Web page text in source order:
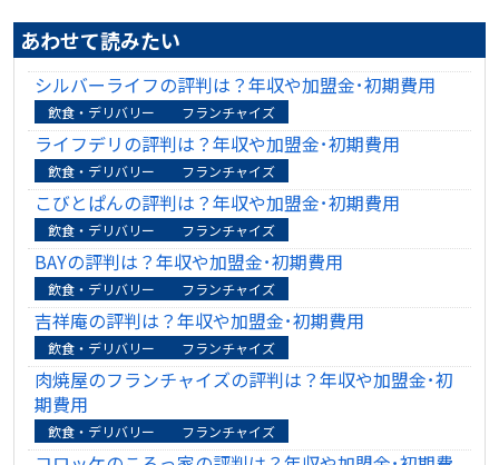
あわせて読みたい
シルバーライフの評判は？年収や加盟金･初期費用
飲食・デリバリー フランチャイズ
ライフデリの評判は？年収や加盟金･初期費用
飲食・デリバリー フランチャイズ
こびとぱんの評判は？年収や加盟金･初期費用
飲食・デリバリー フランチャイズ
BAYの評判は？年収や加盟金･初期費用
飲食・デリバリー フランチャイズ
吉祥庵の評判は？年収や加盟金･初期費用
飲食・デリバリー フランチャイズ
肉焼屋のフランチャイズの評判は？年収や加盟金･初
期費用
飲食・デリバリー フランチャイズ